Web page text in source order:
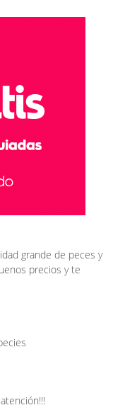
grande de peces y
precios y te